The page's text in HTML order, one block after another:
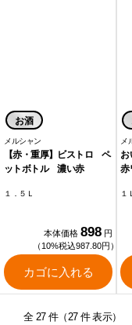
お酒
メルシャン
【赤・重厚】ビストロ ペ
ットボトル 濃い赤
１．５Ｌ
本体価格 898 円
（10%税込987.80円）
カゴに入れる
お
赤
全 27 件（27 件 表示）